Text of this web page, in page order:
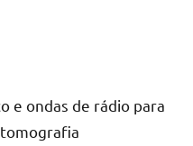
e ondas de rádio para